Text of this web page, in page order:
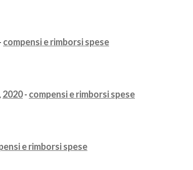
compensi e rimborsi spese
, 2020- compensi e rimborsi spese
e rimborsi spese